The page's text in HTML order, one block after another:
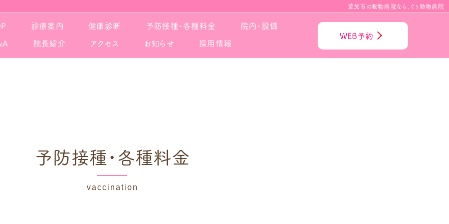
草加市の動物病院なら、ぐぅ動物病院
診療案内 健康診断 予防接種・各種料金
院内・設備
院長紹介 アクセス お知らせ 採用情報
WEB予約
予防接種・各種料金
vaccination